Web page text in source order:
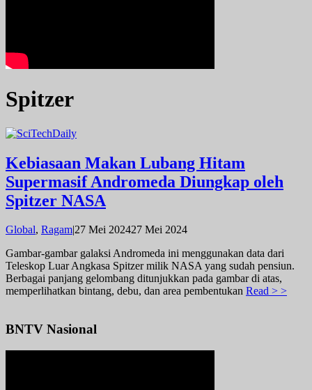
Spitzer
Kebiasaan Makan Lubang Hitam
Supermasif Andromeda Diungkap oleh
Spitzer NASA
Global, Ragam27 Mei 202427 Mei 2024oleh
Gambar-gambar galaksi Andromeda ini menggunakan data dari
Teleskop Luar Angkasa Spitzer milik NASA yang sudah pensiun.
Berbagai panjang gelombang ditunjukkan pada gambar di atas,
memperlihatkan bintang, debu, dan area pembentukan Read > >
BNTV Nasional